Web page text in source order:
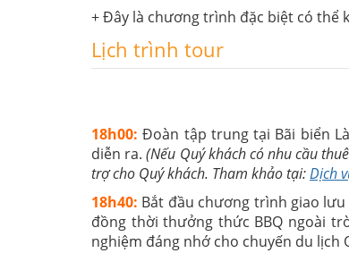
+ Đây là chương trình đặc biệt có thể
Lịch trình tour
18h00: Đoàn tập trung tại Bãi biển
diễn ra.(Nếu Quý khách có nhu cầu
trợ cho Quý khách. Tham khảo tại:Dịch
18h40: Bắt đầu chương trình giao lưu
đồng thời thưởng thức BBQ ngoài
nghiệm đáng nhớ cho chuyến du lịch